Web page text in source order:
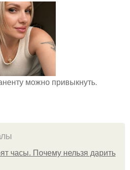
можно привыкнуть.
часы. Почему нельзя дарить